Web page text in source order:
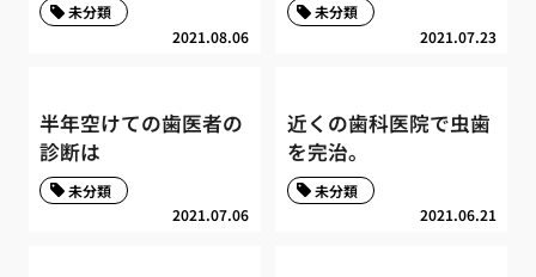
2021.08.06
未分類
2021.07.23
未分類
半年空けての歯医者の
診断は
2021.07.06
未分類
近くの歯科医院で虫歯
を完治。
2021.06.21
未分類